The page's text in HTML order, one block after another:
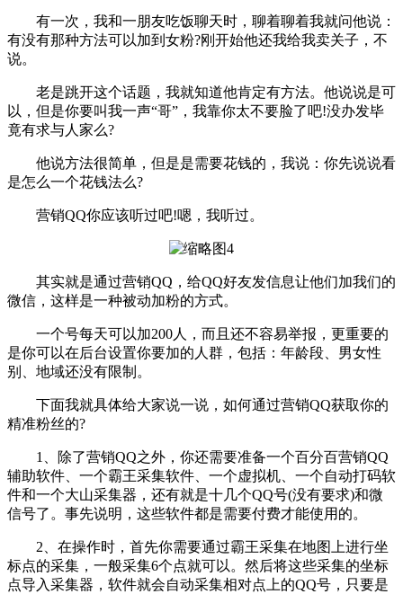
有一次，我和一朋友吃饭聊天时，聊着聊着我就问他说：
有没有那种方法可以加到女粉?刚开始他还我给我卖关子，不
说。
老是跳开这个话题，我就知道他肯定有方法。他说说是可
以，但是你要叫我一声“哥”，我靠你太不要脸了吧!没办发毕
竟有求与人家么?
他说方法很简单，但是是需要花钱的，我说：你先说说看
是怎么一个花钱法么?
营销QQ你应该听过吧!嗯，我听过。
其实就是通过营销QQ，给QQ好友发信息让他们加我们的
微信，这样是一种被动加粉的方式。
一个号每天可以加200人，而且还不容易举报，更重要的
是你可以在后台设置你要加的人群，包括：年龄段、男女性
别、地域还没有限制。
下面我就具体给大家说一说，如何通过营销QQ获取你的
精准粉丝的?
1、除了营销QQ之外，你还需要准备一个百分百营销QQ
辅助软件、一个霸王采集软件、一个虚拟机、一个自动打码软
件和一个大山采集器，还有就是十几个QQ号(没有要求)和微
信号了。事先说明，这些软件都是需要付费才能使用的。
2、在操作时，首先你需要通过霸王采集在地图上进行坐
标点的采集，一般采集6个点就可以。然后将这些采集的坐标
点导入采集器，软件就会自动采集相对点上的QQ号，只要是